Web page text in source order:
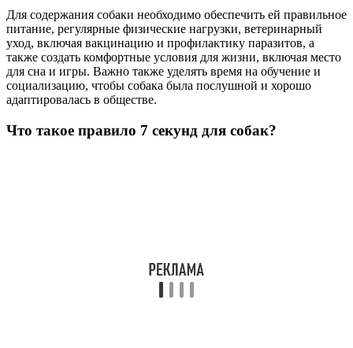
Для содержания собаки необходимо обеспечить ей правильное
питание, регулярные физические нагрузки, ветеринарный
уход, включая вакцинацию и профилактику паразитов, а
также создать комфортные условия для жизни, включая место
для сна и игры. Важно также уделять время на обучение и
социализацию, чтобы собака была послушной и хорошо
адаптировалась в обществе.
Что такое правило 7 секунд для собак?